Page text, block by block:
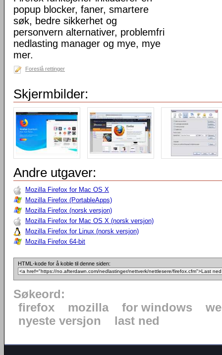
popup blocker, faner, smartere
søk, bedre sikkerhet og
personvern alternativer, problemfri
nedlasting manager og mye, mye
mer.
Foreslå rettinger
Skjermbilder:
Andre utgaver:
Mozilla Firefox for Mac OS X
Mozilla Firefox (PortableApps)
Mozilla Firefox (norsk versjon)
Mozilla Firefox for Mac OS X (norsk versjon)
Mozilla Firefox for Linux (norsk versjon)
Mozilla Firefox 64-bit
HTML-kode for å koble til denne siden:
Søkeord:
firefox
mozilla for windows
nyeste versjon
last ned